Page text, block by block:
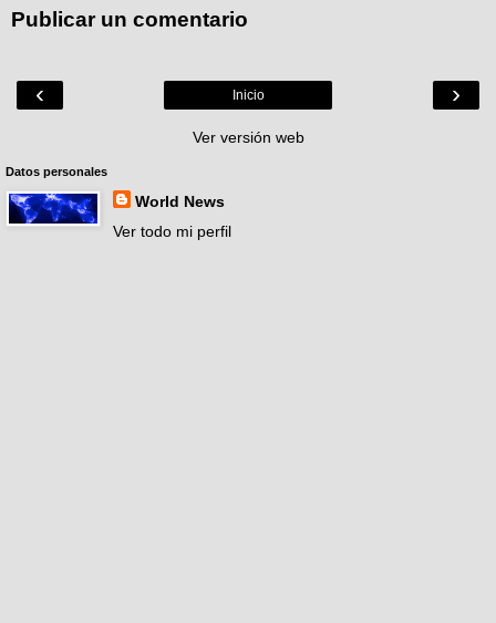
Publicar un comentario
‹ ›
Inicio
Ver versión web
Datos personales
World News
Ver todo mi perfil